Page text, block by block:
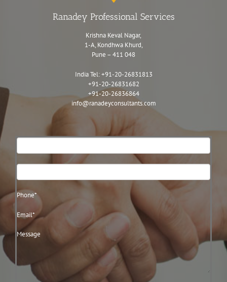
Ranadey Professional Services
Krishna Keval Nagar,
1-A, Kondhwa Khurd,
Pune – 411 048
India Tel:+91-20-26831813
+91-20-26831682
+91-20-26836864
info@ranadeyconsultants.com
Contact
Us